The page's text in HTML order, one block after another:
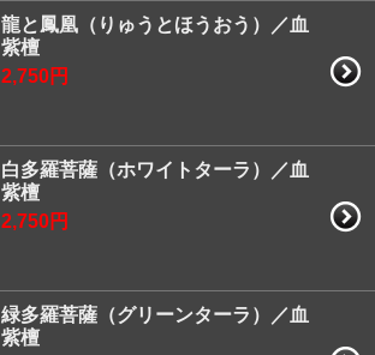
龍と鳳凰（りゅうとほうおう）／血
紫檀
2,750円
白多羅菩薩（ホワイトターラ）／血
紫檀
2,750円
緑多羅菩薩（グリーンターラ）／血
紫檀